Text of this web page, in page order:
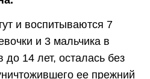
и воспитываются 7
и 3 мальчика в
до 14 лет, осталась без
ее прежний